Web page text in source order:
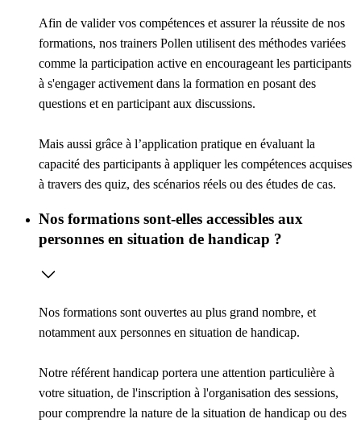
Afin de valider vos compétences et assurer la réussite de nos
formations, nos trainers Pollen utilisent des méthodes variées
comme la participation active en encourageant les participants
à s'engager activement dans la formation en posant des
questions et en participant aux discussions.
Mais aussi grâce à l’application pratique en évaluant la
capacité des participants à appliquer les compétences acquises
à travers des quiz, des scénarios réels ou des études de cas.
Nos formations sont-elles accessibles aux
personnes en situation de handicap ?
Nos formations sont ouvertes au plus grand nombre, et
notamment aux personnes en situation de handicap.
Notre référent handicap portera une attention particulière à
votre situation, de l'inscription à l'organisation des sessions,
pour comprendre la nature de la situation de handicap ou des